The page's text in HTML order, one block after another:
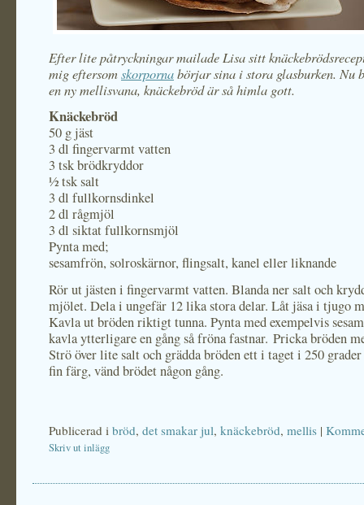
Efter lite påtryckningar mailade Lisa sitt
mig eftersomskorpornabörjar sina i stora glasburken. Nu
en ny mellisvana, knäckebröd är så himla gott.
Knäckebröd
50 g jäst
3 dl fingervarmt vatten
3 tsk brödkryddor
½ tsk salt
3 dl fullkornsdinkel
2 dl rågmjöl
3 dl siktat fullkornsmjöl
Pynta med;
sesamfrön, solroskärnor, flingsalt, kanel eller liknande
Rör ut jästen i fingervarmt vatten. Blanda ner salt och
mjölet. Dela i ungefär 12 lika stora delar. Låt jäsa i tjugo
Kavla ut bröden riktigt tunna. Pynta med exempelvis
kavla ytterligare en gång så fröna fastnar. Pricka bröden
Strö över lite salt och grädda bröden ett i taget i 250
fin färg, vänd brödet någon gång.
Publicerad i bröd, det smakar jul, knäckebröd, mellis |
Skriv ut inlägg